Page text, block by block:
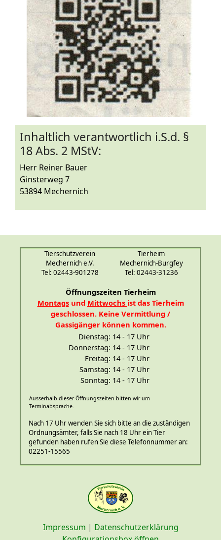
Inhaltlich verantwortlich i.S.d. §
18 Abs. 2 MStV:
Herr Reiner Bauer
Ginsterweg 7
53894 Mechernich
Tierschutzverein
Mechernich e.V.
Tel: 02443-901278
Tierheim
Mechernich-Burgfey
Tel: 02443-31236
Öffnungszeiten Tierheim
Montagsund Mittwochs ist das Tierheim
geschlossen. Keine Vermittlung /
Gassigänger können kommen.
Dienstag:
Donnerstag:
Freitag:
Samstag:
Sonntag:
14 - 17 Uhr
14 - 17 Uhr
14 - 17 Uhr
14 - 17 Uhr
14 - 17 Uhr
Ausserhalb dieser Öffnungszeiten bitten wir um
Terminabsprache.
Nach 17 Uhr wenden Sie sich bitte an die zuständigen
Ordnungsämter, falls Sie nach 18 Uhr ein Tier
gefunden haben rufen Sie diese Telefonnummer an:
02251-15565
Impressum | Datenschutzerklärung